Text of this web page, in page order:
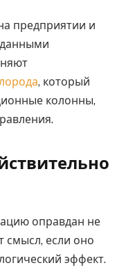
предприятии и
, который
колонны,
оправдан не
смысл, если оно
эффект.